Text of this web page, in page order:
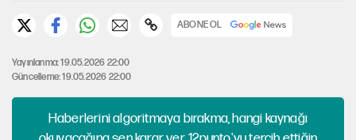
ABONE OL
Yayınlanma: 19.05.2026 22:00
Güncelleme: 19.05.2026 22:00
Haberlerini algoritmaya bırakma, hangi kaynağı